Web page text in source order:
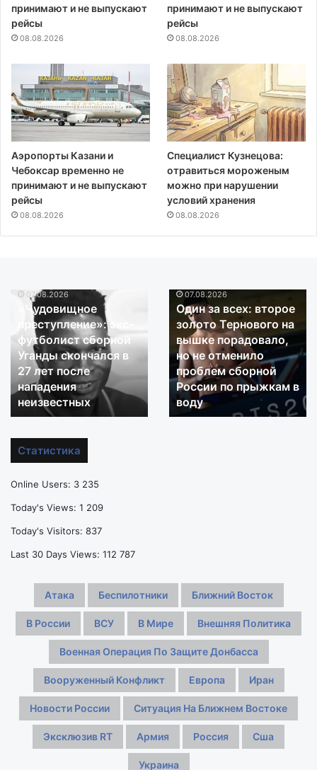
принимают и не выпускают
рейсы
08.08.2026
принимают и не выпускают
рейсы
08.08.2026
Аэропорты Казани и
Чебоксар временно не
принимают и не выпускают
рейсы
08.08.2026
Специалист Кузнецова:
отравиться мороженым
можно при нарушении
условий хранения
08.08.2026
«Чудовищное
преступление»:
футболист
сборной
Уганды
скончался
27
после
07.08.2026
«Чудовищное
преступление»: экс-
футболист сборной
Уганды скончался в
27 лет после
нападения
неизвестных
Один
за
всех:
второе
золото
Тернового
на
вышке
порадовало,
07.08.2026
Один за всех: второе
золото Тернового на
вышке порадовало,
но не отменило
проблем сборной
России по прыжкам в
воду
Статистика
Online Users: 3 235
Today's Views: 1 209
Today's Visitors: 837
Last 30 Days Views: 112 787
Атака Беспилотники Ближний Восток
В России ВСУ В Мире Внешняя Политика
Военная Операция По Защите Донбасса
Вооруженный Конфликт Европа Иран
Новости России Ситуация На Ближнем Востоке
Эксклюзив RT Армия Россия Сша
Украина